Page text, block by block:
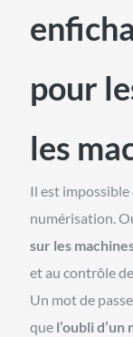
pour
les
Il est impossible
numérisation.
sur les
et au contrôle
Un mot de
que l’oubli